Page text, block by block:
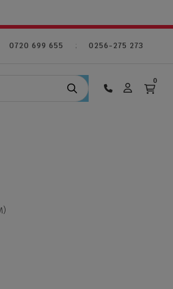
0720 699 655 ; 0256-275 273
0